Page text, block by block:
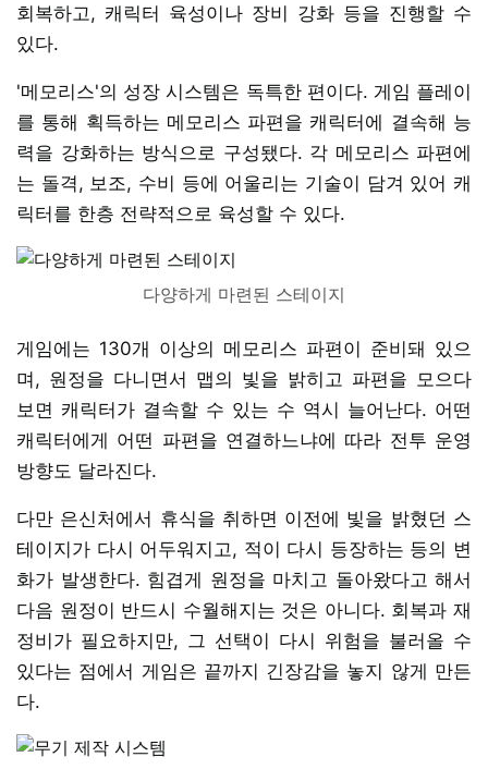
회복하고, 캐릭터 육성이나 장비 강화 등을 진행할 수
있다.
'메모리스'의 성장 시스템은 독특한 편이다. 게임 플레이
를 통해 획득하는 메모리스 파편을 캐릭터에 결속해 능
력을 강화하는 방식으로 구성됐다. 각 메모리스 파편에
는 돌격, 보조, 수비 등에 어울리는 기술이 담겨 있어 캐
릭터를 한층 전략적으로 육성할 수 있다.
다양하게 마련된 스테이지
게임에는 130개 이상의 메모리스 파편이 준비돼 있으
며, 원정을 다니면서 맵의 빛을 밝히고 파편을 모으다
보면 캐릭터가 결속할 수 있는 수 역시 늘어난다. 어떤
캐릭터에게 어떤 파편을 연결하느냐에 따라 전투 운영
방향도 달라진다.
다만 은신처에서 휴식을 취하면 이전에 빛을 밝혔던 스
테이지가 다시 어두워지고, 적이 다시 등장하는 등의 변
화가 발생한다. 힘겹게 원정을 마치고 돌아왔다고 해서
다음 원정이 반드시 수월해지는 것은 아니다. 회복과 재
정비가 필요하지만, 그 선택이 다시 위험을 불러올 수
있다는 점에서 게임은 끝까지 긴장감을 놓지 않게 만든
다.